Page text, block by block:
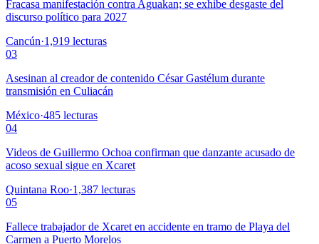
Fracasa manifestación contra Aguakan; se exhibe desgaste del
discurso político para 2027
Cancún·1,919 lecturas
03
Asesinan al creador de contenido César Gastélum durante
transmisión en Culiacán
México·485 lecturas
04
Videos de Guillermo Ochoa confirman que danzante acusado de
acoso sexual sigue en Xcaret
Quintana Roo·1,387 lecturas
05
Fallece trabajador de Xcaret en accidente en tramo de Playa del
Carmen a Puerto Morelos